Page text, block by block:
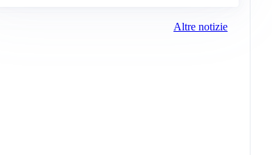
Altre notizie